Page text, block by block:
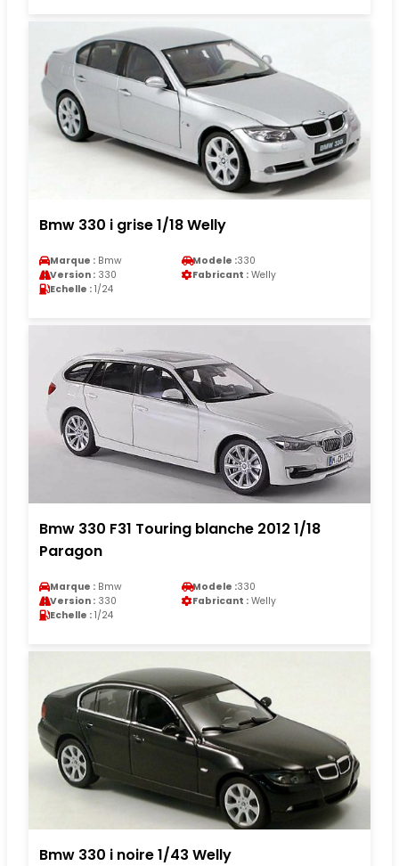
Bmw 330 i grise 1/18 Welly
Marque : Bmw Modele :330
Version : 330 Fabricant : Welly
Echelle : 1/24
Bmw 330 F31 Touring blanche 2012 1/18
Paragon
Marque : Bmw Modele :330
Version : 330 Fabricant : Welly
Echelle : 1/24
Bmw 330 i noire 1/43 Welly